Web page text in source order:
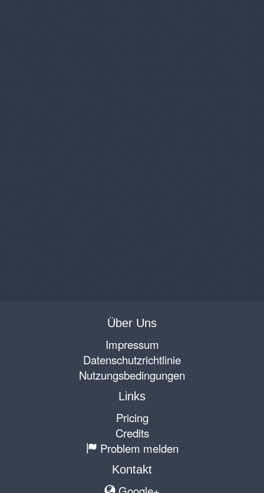
Über Uns
Impressum
Datenschutzrichtlinie
Nutzungsbedingungen
Links
Pricing
Credits
Problem melden
Kontakt